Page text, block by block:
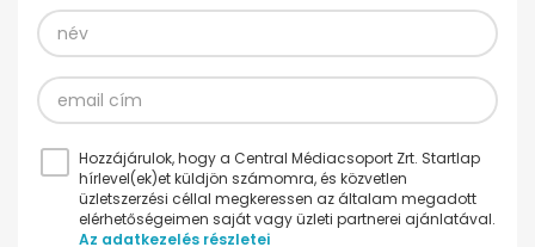
Hozzájárulok, hogy a Central Médiacsoport Zrt. Startlap
hírlevel(ek)et küldjön számomra, és közvetlen
üzletszerzési céllal megkeressen az általam megadott
elérhetőségeimen saját vagy üzleti partnerei ajánlatával.
Az adatkezelés részletei